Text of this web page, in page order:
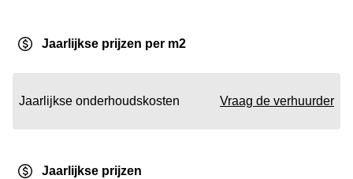
Jaarlijkse prijzen per m2
Jaarlijkse onderhoudskosten Vraag de verhuurder
Jaarlijkse prijzen